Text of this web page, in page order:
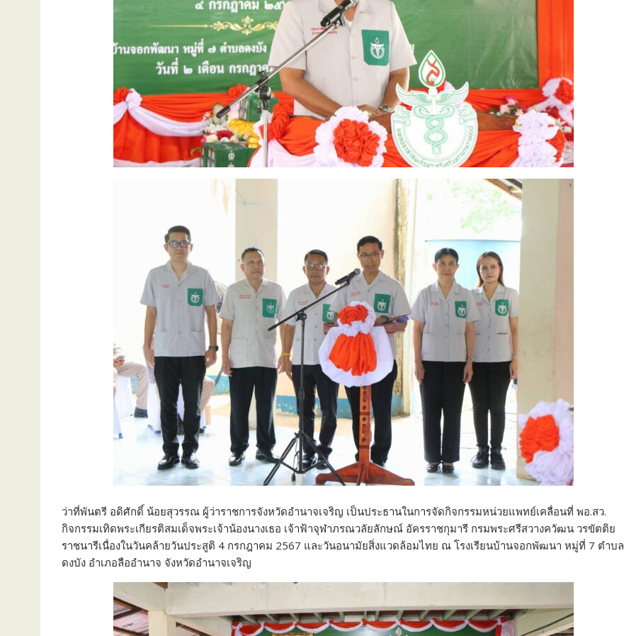
ว่าที่พันตรี อดิศักดิ์ น้อยสุวรรณ ผู้ว่าราชการจังหวัดอำนาจเจริญ เป็นประธานในการจัดกิจกรรมหน่วยแพทย์เคลื่อนที่ พอ.สว.
กิจกรรมเทิดพระเกียรติสมเด็จพระเจ้าน้องนางเธอ เจ้าฟ้าจุฬาภรณวลัยลักษณ์ อัครราชกุมารี กรมพระศรีสวางควัฒน วรขัตติย
ราชนารีเนื่องในวันคล้ายวันประสูติ 4 กรกฎาคม 2567 และวันอนามัยสิ่งแวดล้อมไทย ณ โรงเรียนบ้านจอกพัฒนา หมู่ที่ 7 ตำบล
ดงบัง อำเภอลืออำนาจ จังหวัดอำนาจเจริญ